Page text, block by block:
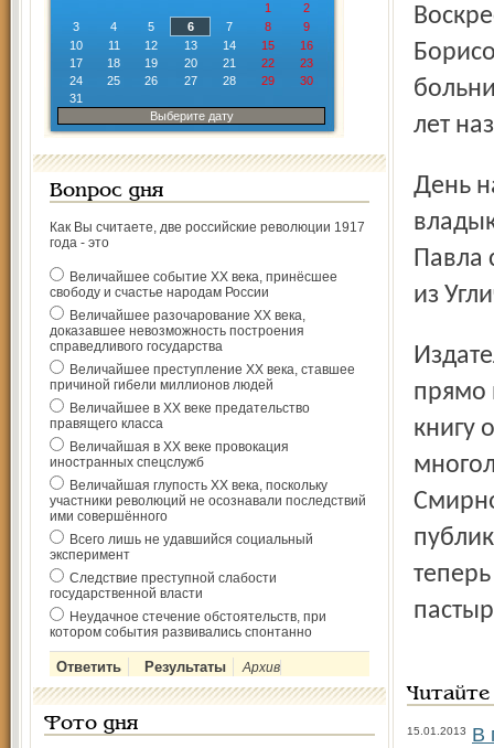
1
2
3
4 5 6 7 8
9
10
11 12 13 14 15
16
17
18 19 20 21 22
23
24
25 26 27 28 29
30
31
Выберите дату
Вопрос дня
Как Вы считаете, две российские революции 1917
года - это
Величайшее событие ХХ века, принёсшее
свободу и счастье народам России
Величайшее разочарование ХХ века,
доказавшее невозможность построения
справедливого государства
Величайшее преступление ХХ века, ставшее
причиной гибели миллионов людей
Величайшее в ХХ веке предательство
правящего класса
Величайшая в ХХ веке провокация
иностранных спецслужб
Величайшая глупость ХХ века, поскольку
участники революций не осознавали последствий
ими совершённого
Всего лишь не удавшийся социальный
эксперимент
Следствие преступной слабости
государственной власти
Неудачное стечение обстоятельств, при
котором события развивались спонтанно
Архив
Фото дня
лет
День начался в Воскресенском храме богослужением
Павла
из
Издательство «Китеж» представило им привезенную
прямо
книгу
15.01.2013
В